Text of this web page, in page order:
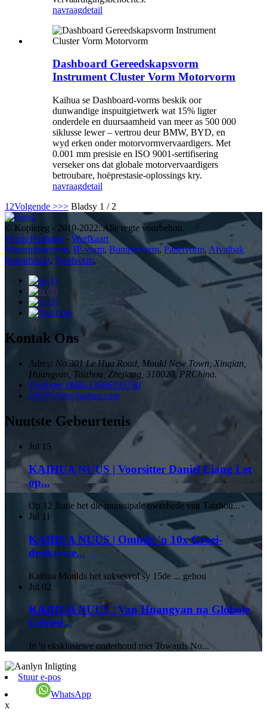
navraagdetail
Dashboard Gereedskapsvorm
Instrument Cluster Vorm Motorvorm
Kaihua se Dashboard-vorms beskik oor
dunwandige inspuitgietwerk wat 15% ligter
onderdele en duursaamheid van meer as 500 000
siklusse lewer – vertrou deur BMW, BYD, en
wyd erken onder motorvormvervaardigers. Met
0.001 mm presisie en ISO 9001-sertifisering
verseker ons dat globale motorvervaardigers
betroubare, hoëprestasie-oplossings kry.
navraagdetail
1 2Volgende >>> Bladsy 1 / 2
© Kopiereg - 2010-2022: Alle regte voorbehou.
Warm Produkte - Werfkaart
Motorpilaarvorm, IP-vorm, Bumpervorm, Palletvorm, Afvalbak
Inspuitvorm, Stoelvorm,
Kontak Ons
Adres: No.301 Le Hua Road, Mould New Town, Xinqian,
Huangyan, Taizhou, Zhejiang, 318020, PRChina.
Telefoon: 0086-13586195760
info@china-kaihua.com
Nuutste Gebeurtenis
Jul 15
KAIHUA NUUS | Voorsitter Daniel Liang Let
op...
Op 12 Junie het die munisipale owerhede van Taizhou...
Jul 11
KAIHUA NUUS | Omhels 'n 10x Groei-
denkwyse...
Kaihua Moulds het suksesvol sy 15de ... gehou
Jul 02
KAIHUA NUUS | Van Huangyan na Globale
Gebied...
In 'n eksklusiewe onderhoud met Towards No...
Stuur e-pos
WhatsApp
x